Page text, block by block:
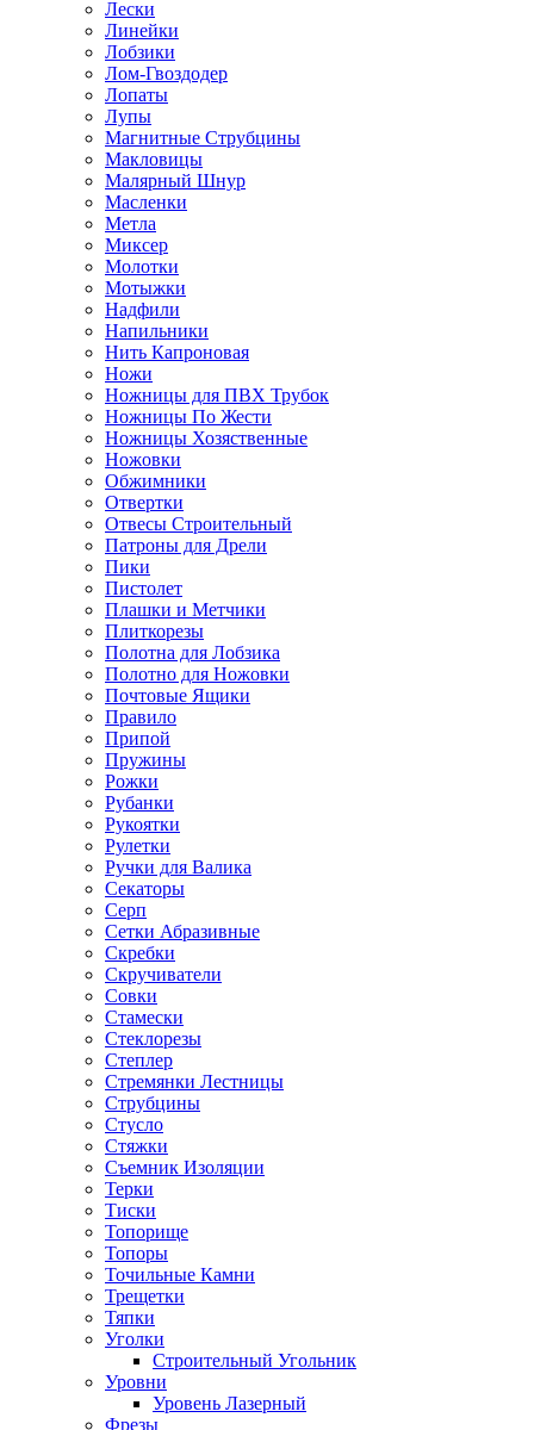
Лески
Линейки
Лобзики
Лом-Гвоздодер
Лопаты
Лупы
Магнитные Струбцины
Макловицы
Малярный Шнур
Масленки
Метла
Миксер
Молотки
Мотыжки
Надфили
Напильники
Нить Капроновая
Ножи
Ножницы для ПВХ Трубок
Ножницы По Жести
Ножницы Хозяственные
Ножовки
Обжимники
Отвертки
Отвесы Строительный
Патроны для Дрели
Пики
Пистолет
Плашки и Метчики
Плиткорезы
Полотна для Лобзика
Полотно для Ножовки
Почтовые Ящики
Правило
Припой
Пружины
Рожки
Рубанки
Рукоятки
Рулетки
Ручки для Валика
Секаторы
Серп
Сетки Абразивные
Скребки
Скручиватели
Совки
Стамески
Стеклорезы
Степлер
Стремянки Лестницы
Струбцины
Стусло
Стяжки
Съемник Изоляции
Терки
Тиски
Топорище
Топоры
Точильные Камни
Трещетки
Тяпки
Уголки
Строительный Угольник
Уровни
Уровень Лазерный
Фрезы